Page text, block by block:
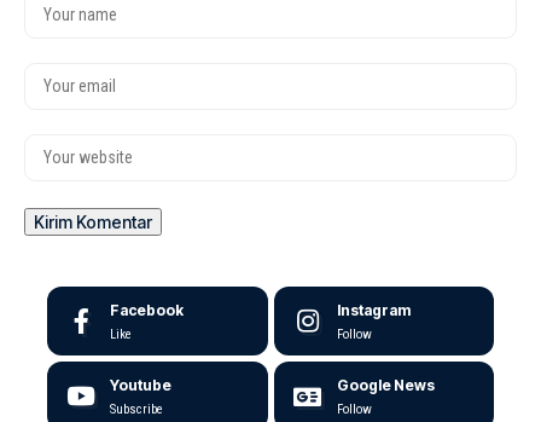
Facebook
Like
Instagram
Follow
Youtube
Subscribe
Google News
Follow